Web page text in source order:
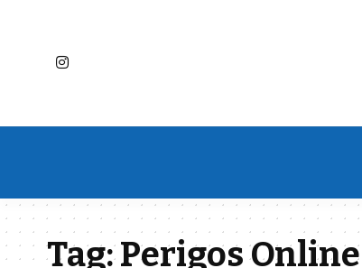
Tag:Perigos Online